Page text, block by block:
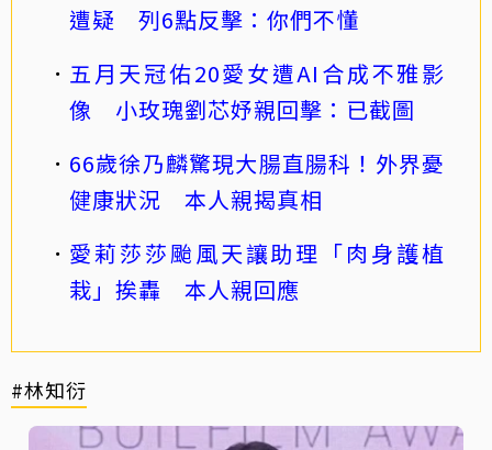
遭疑 列6點反擊：你們不懂
五月天冠佑20愛女遭AI合成不雅影
像 小玫瑰劉芯妤親回擊：已截圖
66歲徐乃麟驚現大腸直腸科！外界憂
健康狀況 本人親揭真相
愛莉莎莎颱風天讓助理「肉身護植
栽」挨轟 本人親回應
#林知衍